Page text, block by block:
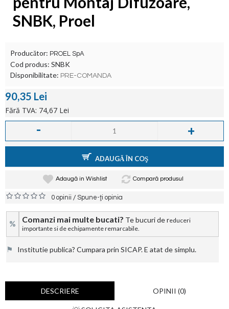
SNBK, Proel
Producător: PROEL SpA
Cod produs: SNBK
Disponibilitate: PRE-COMANDA
90,35 Lei
Fără TVA: 74,67 Lei
- +
ADAUGĂ ÎN COŞ
Adaugă in Wishlist Compară produsul
0 opinii /Spune-ţi opinia
% Comanzi mai multe bucati? Te bucuri de reduceri
importante si de echipamente remarcabile.
⚑ Institutie publica? Cumpara prin SICAP. E atat de simplu.
DESCRIERE OPINII (0)